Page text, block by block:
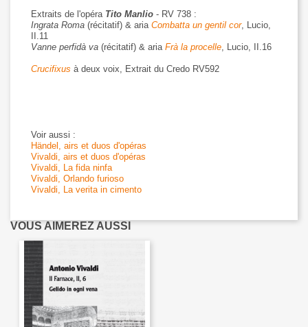
Extraits de l'opéra Tito Manlio - RV 738 :
Ingrata Roma (récitatif) & aria Combatta un gentil cor, Lucio,
II.11
Vanne perfidà va (récitatif) & aria Frà la procelle , Lucio, II.16
Crucifixus à deux voix, Extrait du Credo RV592
Voir aussi :
Händel, airs et duos d'opéras
Vivaldi, airs et duos d'opéras
Vivaldi, La fida ninfa
Vivaldi, Orlando furioso
Vivaldi, La verita in cimento
VOUS AIMEREZ AUSSI